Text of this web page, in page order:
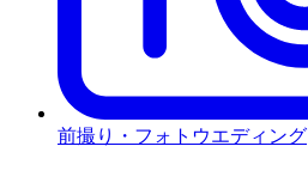
前撮り・フォトウエディング